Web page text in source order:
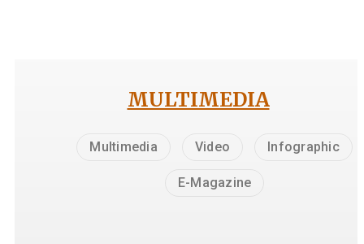
MULTIMEDIA
Multimedia Video Infographic
E-Magazine